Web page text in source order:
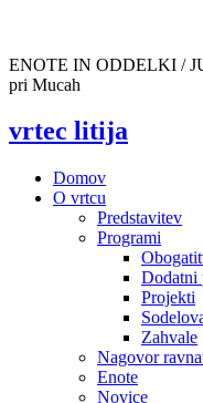
ENOTE IN ODDELKI /
pri Mucah
vrtec litija
Domov
O vrtcu
Predstavitev
Programi
Dodatni
Projekti
Zahvale
Nagovor
Enote
Novice